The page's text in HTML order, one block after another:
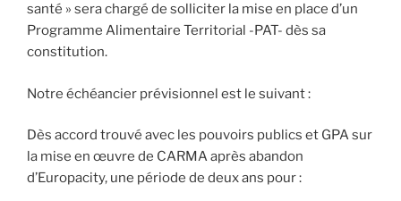
santé » sera chargé de solliciter la mise en place d’un
Programme Alimentaire Territorial -PAT- dès sa
constitution.
Notre échéancier prévisionnel est le suivant :
Dès accord trouvé avec les pouvoirs publics et GPA sur
la mise en œuvre de CARMA après abandon
d’Europacity, une période de deux ans pour :